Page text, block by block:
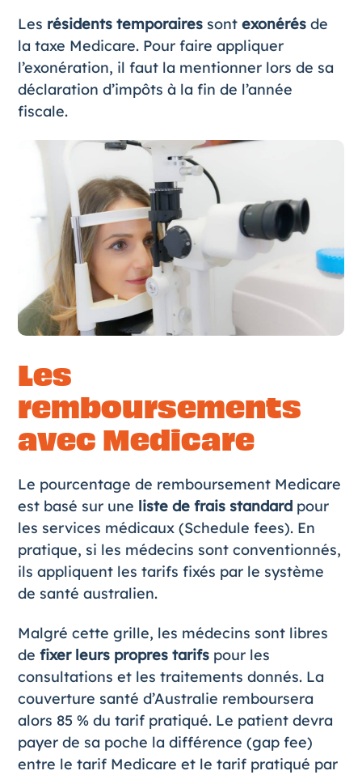
Les résidents temporairessont exonérésde
la taxe Medicare. Pour faire appliquer
l’exonération, il faut la mentionner lors de sa
déclaration d’impôts à la fin de l’année
fiscale.
Les
remboursements
avec Medicare
Le pourcentage de remboursement Medicare
est basé sur une liste de frais standardpour
les services médicaux (Schedule fees). En
pratique, si les médecins sont conventionnés,
ils appliquent les tarifs fixés par le système
de santé australien.
Malgré cette grille, les médecins sont libres
de fixer leurs propres tarifspour les
consultations et les traitements donnés. La
couverture santé d’Australie remboursera
alors 85 % du tarif pratiqué. Le patient devra
payer de sa poche la différence (gap fee)
entre le tarif Medicare et le tarif pratiqué par